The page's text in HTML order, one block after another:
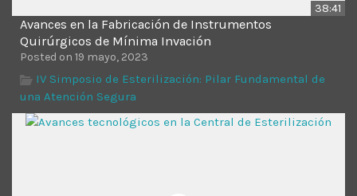
DESIGN ADMINISTRATOR
Validating Enterprise
Architectures In The Current
Time
38:41
Avances en la Fabricación de Instrumentos
Quirúrgicos de Mínima Invación
Posted on 19 mayo, 2023
IV Simposio de Esterilización: Pilar Fundamental de
una Atención Segura